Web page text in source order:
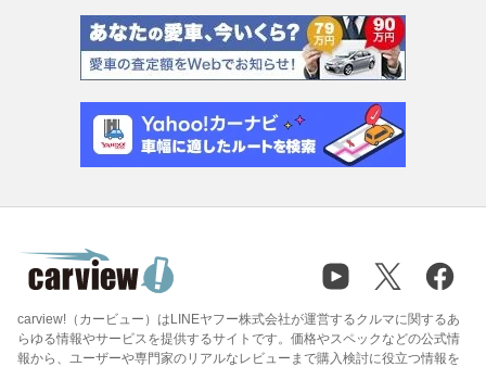
carview!（カービュー）はLINEヤフー株式会社が運営するクルマに関するあ
らゆる情報やサービスを提供するサイトです。価格やスペックなどの公式情
報から、ユーザーや専門家のリアルなレビューまで購入検討に役立つ情報を